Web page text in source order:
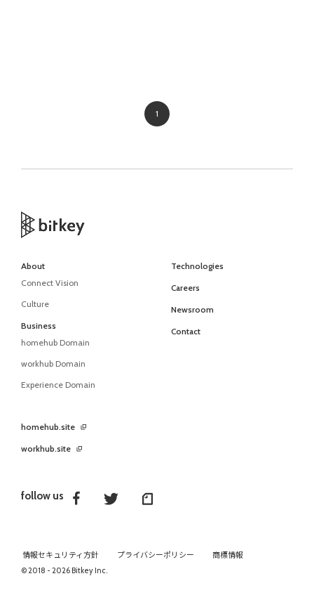
1
follow us
About
Connect Vision
Culture
Business
homehub Domain
workhub Domain
Experience Domain
Technologies
Careers
Newsroom
Contact
homehub.site
workhub.site
情報セキュリティ方針 プライバシーポリシー
商標情報
© 2018 - 2026 Bitkey Inc.